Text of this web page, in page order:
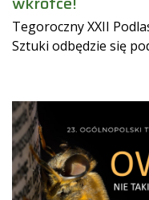
Tegoroczny XXII
Sztuki odbędzie się